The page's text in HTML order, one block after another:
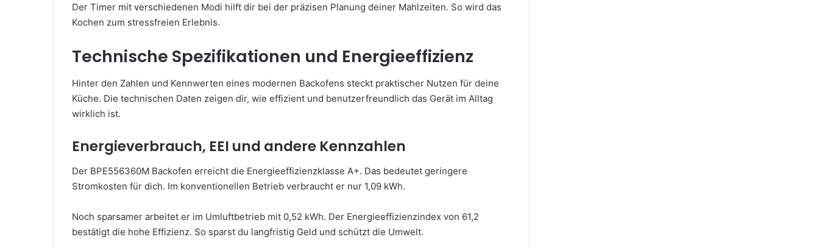
Der Timer mit verschiedenen Modi hilft dir bei der präzisen Planung deiner Mahlzeiten. So wird das
Kochen zum stressfreien Erlebnis.
Technische Spezifikationen und Energieeffizienz
Hinter den Zahlen und Kennwerten eines modernen Backofens steckt praktischer Nutzen für deine
Küche. Die technischen Daten zeigen dir, wie effizient und benutzerfreundlich das Gerät im Alltag
wirklich ist.
Energieverbrauch, EEI und andere Kennzahlen
Der BPE556360M Backofen erreicht die Energieeffizienzklasse A+. Das bedeutet geringere
Stromkosten für dich. Im konventionellen Betrieb verbraucht er nur 1,09 kWh.
Noch sparsamer arbeitet er im Umluftbetrieb mit 0,52 kWh. Der Energieeffizienzindex von 61,2
bestätigt die hohe Effizienz. So sparst du langfristig Geld und schützt die Umwelt.